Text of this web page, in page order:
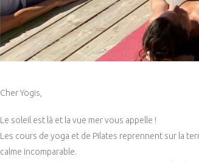
Cher Yogis,
Le soleil est là et la vue mer vous appelle !
Les cours de yoga et de Pilates reprennent sur la
calme incomparable.